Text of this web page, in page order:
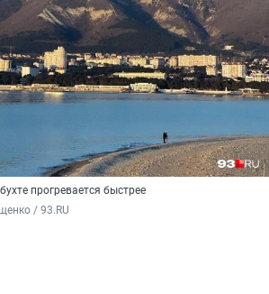
прогревается быстрее
/ 93.RU